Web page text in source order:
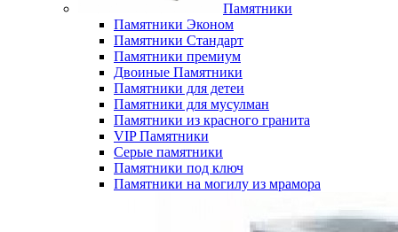
Памятники
Памятники Эконом
Памятники Стандарт
Памятники премиум
Двоиные Памятники
Памятники для детеи
Памятники для мусулман
Памятники из красного гранита
VIP Памятники
Серые памятники
Памятники под ключ
Памятники на могилу из мрамора